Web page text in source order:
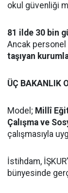
okul güvenliği
81 ilde 30 bin
Ancak
taşıyan
ÜÇ BAKANLIK
Model; Millî
Çalışma ve
çalışmasıyla
İstihdam,
bünyesinde